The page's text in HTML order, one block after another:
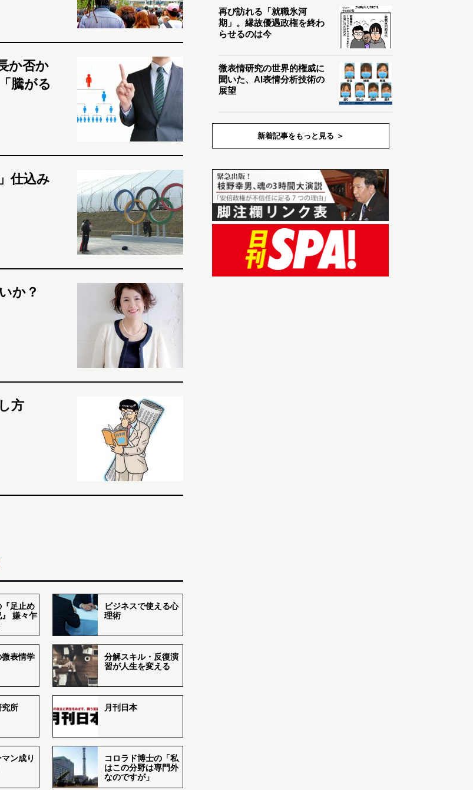
か否か
騰がる
仕込み
か？
方
『足止め
』 嫌々乍
ビジネスで使える心
理術
表情学
分解スキル・反復演
習が人生を変える
究所 月刊日本
マン成り
コロラド博士の「私
はこの分野は専門外
なのですが」
再び訪れる「就職氷河
期」。縁故優遇政権を終わ
らせるのは今
微表情研究の世界的権威に
聞いた、AI表情分析技術の
展望
新着記事をもっと見る